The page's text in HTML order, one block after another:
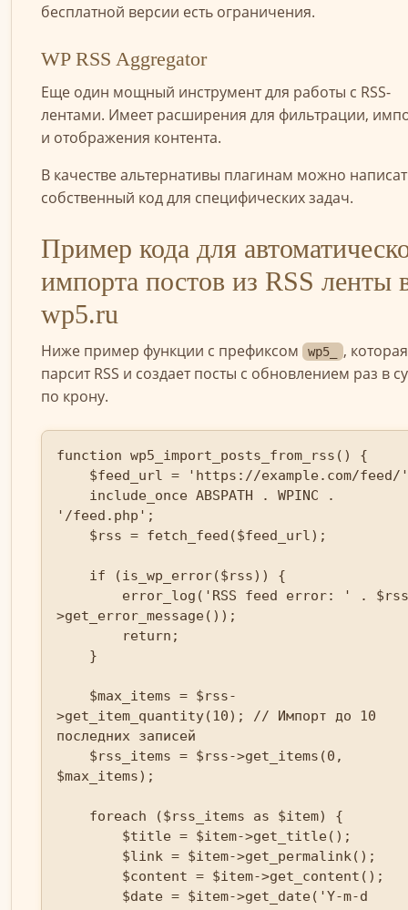
бесплатной версии есть ограничения.
WP RSS Aggregator
Еще один мощный инструмент для работы с RSS-
лентами. Имеет расширения для фильтрации,
и отображения контента.
В качестве альтернативы плагинам можно
собственный код для специфических задач.
Пример кода для
импорта постов из RSS ленты
wp5.ru
Ниже пример функции с префиксом wp5_
, которая
парсит RSS и создает посты с обновлением раз в
по крону.
function wp5_import_posts_from_rss() {
'/feed.php';
>get_error_message());
>get_item_quantity(10); // Импорт до 10
последних записей
$max_items);